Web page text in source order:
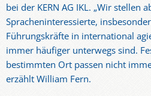
bei der KERN AG IKL. „Wir stellen
Spracheninteressierte,
Führungskräfte in international
immer häufiger unterwegs sind.
bestimmten Ort passen nicht
erzählt William Fern.